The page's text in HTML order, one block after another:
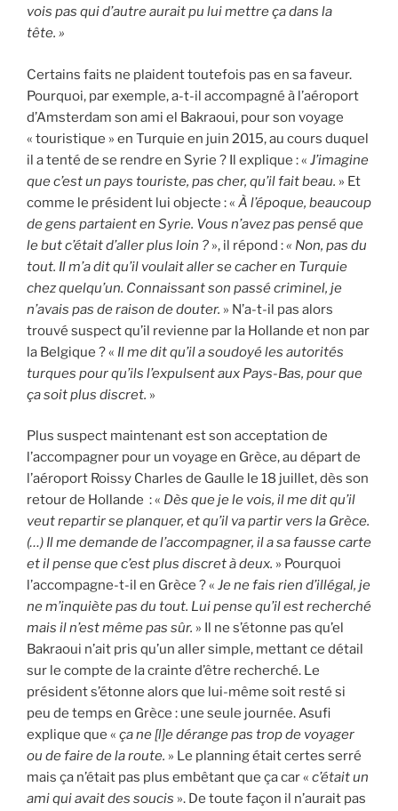
vois pas qui d’autre aurait pu lui mettre ça dans la
tête. »
Certains faits ne plaident toutefois pas en sa faveur.
Pourquoi, par exemple, a-t-il accompagné à l’aéroport
d’Amsterdam son ami el Bakraoui, pour son voyage
« touristique » en Turquie en juin 2015, au cours duquel
il a tenté de se rendre en Syrie ? Il explique : « J’imagine
que c’est un pays touriste, pas cher, qu’il fait beau. » Et
comme le président lui objecte : « À l’époque, beaucoup
de gens partaient en Syrie. Vous n’avez pas pensé que
le but c’était d’aller plus loin ? », il répond :« Non, pas du
tout. Il m’a dit qu’il voulait aller se cacher en Turquie
chez quelqu’un. Connaissant son passé criminel, je
n’avais pas de raison de douter. » N’a-t-il pas alors
trouvé suspect qu’il revienne par la Hollande et non par
la Belgique ? « Il me dit qu’il a soudoyé les autorités
turques pour qu’ils l’expulsent aux Pays-Bas, pour que
ça soit plus discret. »
Plus suspect maintenant est son acceptation de
l’accompagner pour un voyage en Grèce, au départ de
l’aéroport Roissy Charles de Gaulle le 18 juillet, dès son
retour de Hollande : « Dès que je le vois, il me dit qu’il
veut repartir se planquer, et qu’il va partir vers la Grèce.
(…) Il me demande de l’accompagner, il a sa fausse carte
et il pense que c’est plus discret à deux. » Pourquoi
l’accompagne-t-il en Grèce ? « Je ne fais rien d’illégal, je
ne m’inquiète pas du tout. Lui pense qu’il est recherché
mais il n’est même pas sûr. » Il ne s’étonne pas qu’el
Bakraoui n’ait pris qu’un aller simple, mettant ce détail
sur le compte de la crainte d’être recherché. Le
président s’étonne alors que lui-même soit resté si
peu de temps en Grèce : une seule journée. Asufi
explique que « ça ne [l]e dérange pas trop de voyager
ou de faire de la route. » Le planning était certes serré
mais ça n’était pas plus embêtant que ça car « c’était un
ami qui avait des soucis ». De toute façon il n’aurait pas